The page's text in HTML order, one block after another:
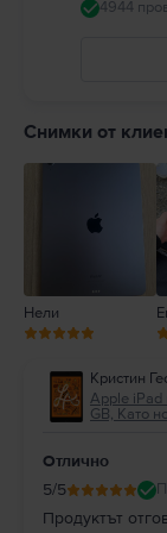
Използването на
4944
Снимки от
Нели
Кристин
Apple iPad
GB, Като
Отлично
5/5
Продуктът